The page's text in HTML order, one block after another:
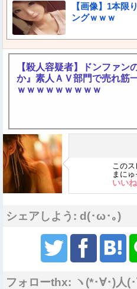
【画像】1本限
ングｗｗｗ
【殺人容疑者】ドンファン
か』素人ＡＶ部門で売れ筋
ｗｗｗｗｗｗｗｗｗ
この
まに
いいね
シェアしよう: d(･ω･｡)
フォローthx: ヽ(*･∀･)人(